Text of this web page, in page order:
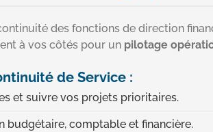
des fonctions de direction
à vos côtés pour un pilotage
de Service :
et suivre vos projets prioritaires.
budgétaire, comptable et financière.